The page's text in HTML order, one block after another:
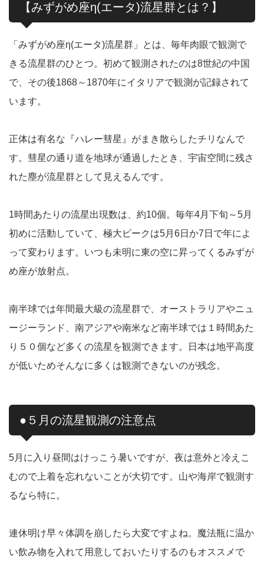
【みずがめ座η(エータ)流星群とは？】
「みずがめ座η(エータ)流星群」とは、毎年肉眼で観測で
きる流星群のひとつ。初めて観測されたのは8世紀の中国
で、その後1868～1870年にイタリアで観測が記録されて
います。
正体は有名な『ハレー彗星』がまき散らしたチリなんで
す。彗星の通り道を地球が通過したとき、宇宙空間に残さ
れた塵が流星群として見えるんです。
1時間あたりの流星出現数は、約10個。毎年4月下旬～5月
初めに活動していて、極大ピークは5月6日か7日で年によ
って変わります。いつも未明に東の空に昇ってくるみずが
め座が放射点。
南半球では年間最大級の流星群で、オーストラリアやニュ
ージーランド、南アジアや南米など南半球では１時間あた
り５０個など多くの流星を観測できます。日本は地平高度
が低いためそんなに多くは観測できないのが残念。
●５月の流星観測の注意点
5月に入り昼間はけっこう暑いですが、夜は意外と冷えこ
むので上着を忘れないことが大切です。山や海岸で観測す
るなら特に。
連休明け早々体調を崩したら大変ですよね。魔法瓶に温か
い飲み物を入れて用意しておいたりするのもオススメで